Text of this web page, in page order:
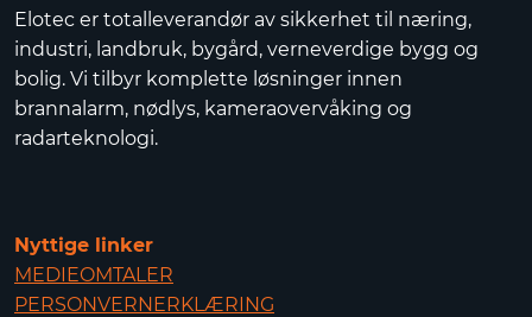
Elotec er totalleverandør av sikkerhet til næring,
industri, landbruk, bygård, verneverdige bygg og
bolig. Vi tilbyr komplette løsninger innen
brannalarm, nødlys, kameraovervåking og
radarteknologi.
Nyttige linker
MEDIEOMTALER
PERSONVERNERKLÆRING